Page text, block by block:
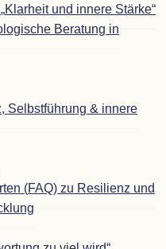
„Klar­heit und innere Stärke“
Bera­tung in
Selbst­füh­rung & innere
(FAQ) zu Resi­li­enz und